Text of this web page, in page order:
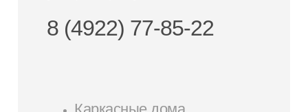
8 (4922) 77-85-22